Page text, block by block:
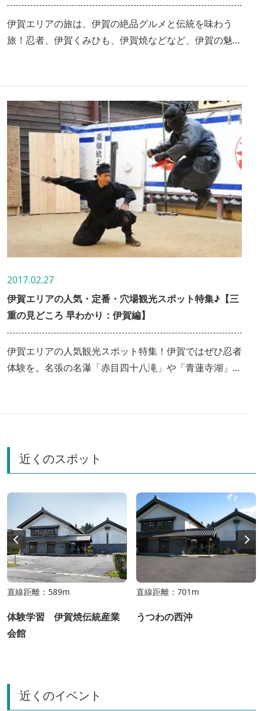
伊賀エリアの旅は、伊賀の絶品グルメと伝統を味わう
旅！忍者、伊賀くみひも、伊賀焼などなど、伊賀の魅力
2017.02.27
伊賀エリアの人気・定番・穴場観光スポット特集♪【三
重の見どころ 早わかり：伊賀編】
伊賀エリアの人気観光スポット特集！伊賀ではぜひ忍者
体験を。名張の名瀑「赤目四十八滝」や「青蓮寺湖」と
本情緒に浸り、風景に癒される」
近くのスポット
直線距離：589m
体験学習 伊賀焼伝統産業
会館
直線距離：701m
うつわの西沖
近くのイベント